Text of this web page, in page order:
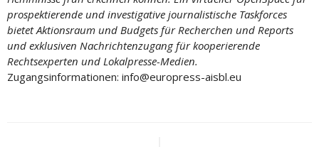
prospektierende und investigative journalistische Taskforces
bietet Aktionsraum und Budgets für Recherchen und Reports
und exklusiven Nachrichtenzugang für kooperierende
Rechtsexperten und Lokalpresse-Medien.
Zugangsinformationen: info@europress-aisbl.eu